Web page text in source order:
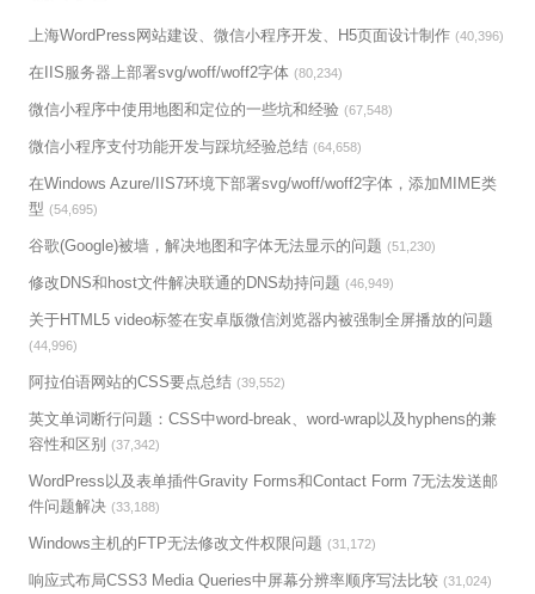
上海WordPress网站建设、微信小程序开发、H5页面设计制作 (40,396)
在IIS服务器上部署svg/woff/woff2字体 (80,234)
微信小程序中使用地图和定位的一些坑和经验 (67,548)
微信小程序支付功能开发与踩坑经验总结 (64,658)
在Windows Azure/IIS7环境下部署svg/woff/woff2字体，添加MIME类
型 (54,695)
谷歌(Google)被墙，解决地图和字体无法显示的问题 (51,230)
修改DNS和host文件解决联通的DNS劫持问题 (46,949)
关于HTML5 video标签在安卓版微信浏览器内被强制全屏播放的问题
(44,996)
阿拉伯语网站的CSS要点总结 (39,552)
英文单词断行问题：CSS中word-break、word-wrap以及hyphens的兼
容性和区别 (37,342)
WordPress以及表单插件Gravity Forms和Contact Form 7无法发送邮
件问题解决 (33,188)
Windows主机的FTP无法修改文件权限问题 (31,172)
响应式布局CSS3 Media Queries中屏幕分辨率顺序写法比较 (31,024)